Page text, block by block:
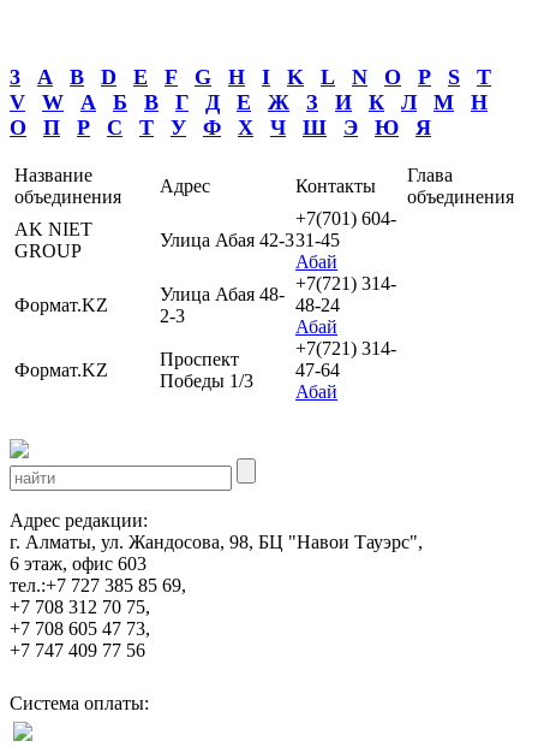
3 A B D E F G H I K L N O P S
T
V
W А Б В Г Д Е Ж З И К Л М
Н
О
П Р С Т У Ф Х Ч Ш Э Ю Я
Название
объединения
Адрес Контакты
Глава
объединения
AK NIET
GROUP
Улица Абая 42-3
+7(701) 604-
31-45
Абай
Формат.KZ
Улица Абая 48-
2-3
+7(721) 314-
48-24
Абай
Формат.KZ
Проспект
Победы 1/3
+7(721) 314-
47-64
Абай
Адрес редакции:
г. Алматы, ул. Жандосова, 98, БЦ "Навои Тауэрс",
6 этаж, офис 603
тел.:+7 727 385 85 69,
+7 708 312 70 75,
+7 708 605 47 73,
+7 747 409 77 56
Система оплаты: